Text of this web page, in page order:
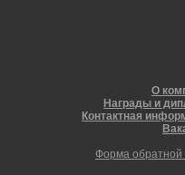
О
Награды и
Контактная
Форма обратной